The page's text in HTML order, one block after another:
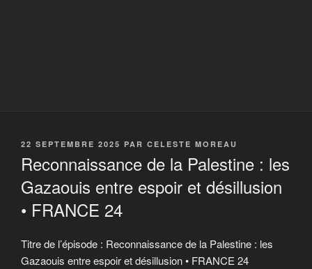
PUBLIÉ
22 SEPTEMBRE 2025 PAR CELESTE MOREAU
Reconnaissance de la Palestine : les
Gazaouis entre espoir et désillusion
• FRANCE 24
Titre de l’épisode : Reconnaissance de la Palestine : les
Gazaouis entre espoir et désillusion • FRANCE 24